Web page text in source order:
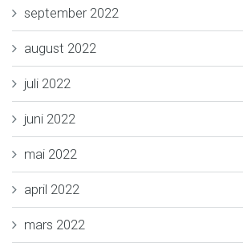
september 2022
august 2022
juli 2022
juni 2022
mai 2022
april 2022
mars 2022